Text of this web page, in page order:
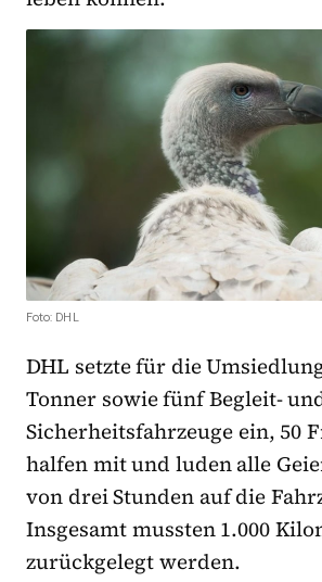
Foto: DHL
DHL setzte für die
Tonner sowie fünf Begleit-
Sicherheitsfahrzeuge ein, 50
halfen mit und luden alle
von drei Stunden auf die
Insgesamt mussten 1.000
zurückgelegt werden.